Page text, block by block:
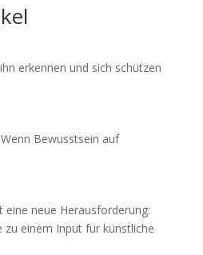
erkennen und sich schützen
Bewusstsein auf
eine neue Herausforderung:
zu einem Input für künstliche